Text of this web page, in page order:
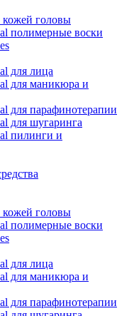
кожей головы
полимерные воски
для лица
для маникюра и
для парафинотерапии
для шугаринга
пилинги и
кожей головы
полимерные воски
для лица
для маникюра и
для парафинотерапии